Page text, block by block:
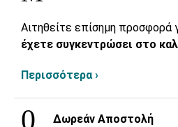
Αιτηθείτε επίσημη προσφορά
έχετε συγκεντρώσει στο
Περισσότερα ›
Δωρεάν Αποστολή